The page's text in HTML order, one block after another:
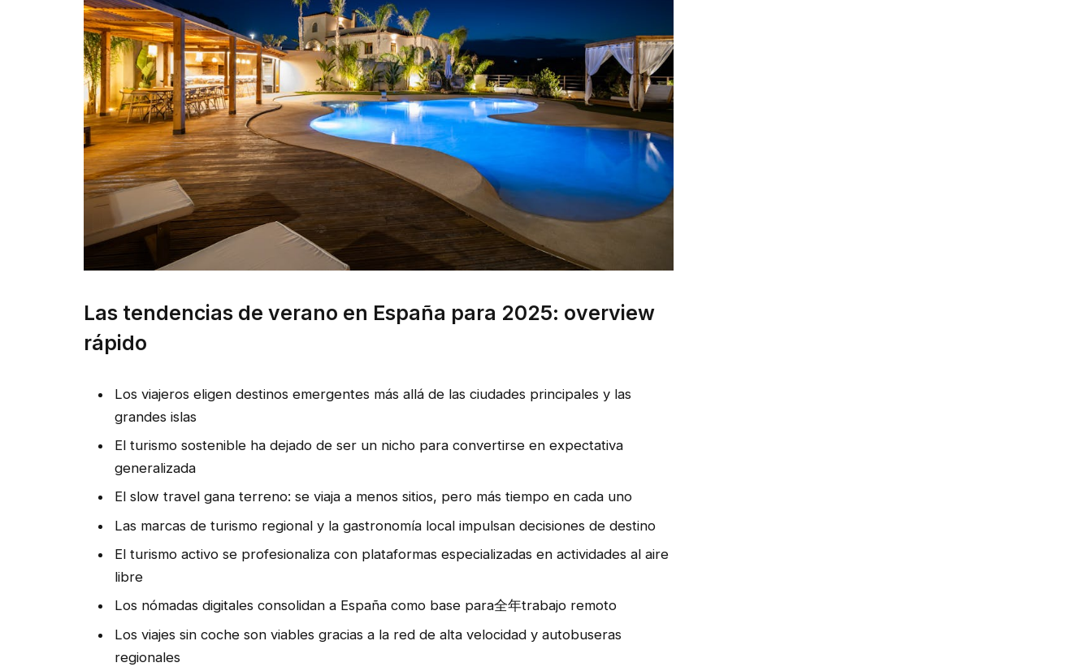
Las tendencias de verano en España para 2025: overview
rápido
Los viajeros eligen destinos emergentes más allá de las ciudades principales y las
grandes islas
El turismo sostenible ha dejado de ser un nicho para convertirse en expectativa
generalizada
El slow travel gana terreno: se viaja a menos sitios, pero más tiempo en cada uno
Las marcas de turismo regional y la gastronomía local impulsan decisiones de destino
El turismo activo se profesionaliza con plataformas especializadas en actividades al aire
libre
Los nómadas digitales consolidan a España como base para全年trabajo remoto
Los viajes sin coche son viables gracias a la red de alta velocidad y autobuseras
regionales